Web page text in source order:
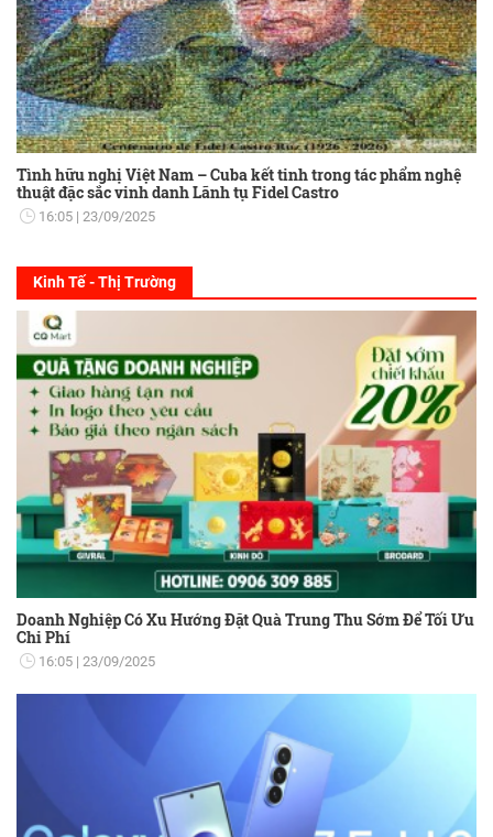
Tình hữu nghị Việt Nam – Cuba kết tinh trong tác phẩm nghệ
thuật đặc sắc vinh danh Lãnh tụ Fidel Castro
16:05 23/09/2025
Kinh Tế - Thị Trường
Doanh Nghiệp Có Xu Hướng Đặt Quà Trung Thu Sớm Để Tối Ưu
Chi Phí
16:05 23/09/2025